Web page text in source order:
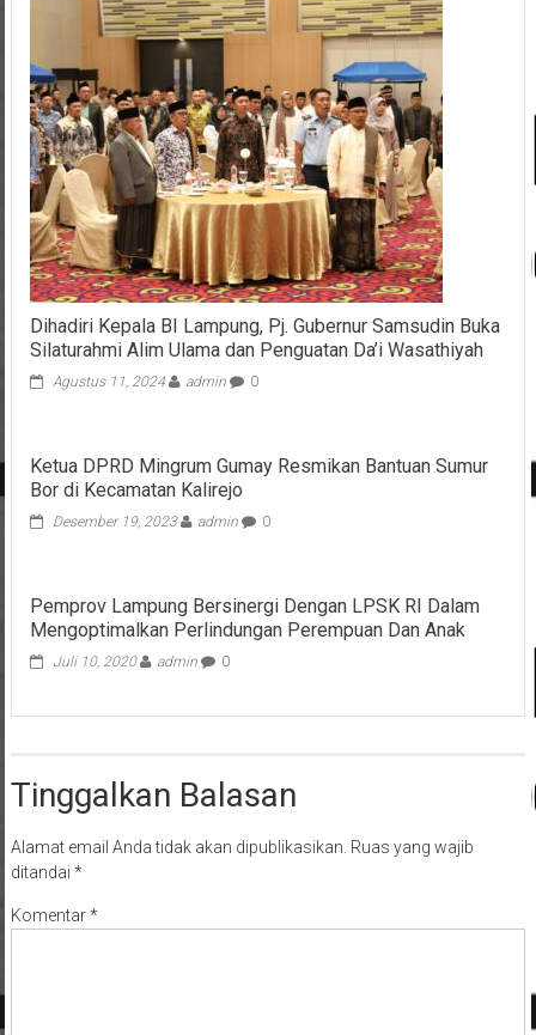
Dihadiri Kepala BI Lampung, Pj. Gubernur Samsudin Buka
Silaturahmi Alim Ulama dan Penguatan Da’i Wasathiyah
Agustus 11, 2024 admin 0
Ketua DPRD Mingrum Gumay Resmikan Bantuan Sumur
Bor di Kecamatan Kalirejo
Desember 19, 2023 admin 0
Pemprov Lampung Bersinergi Dengan LPSK RI Dalam
Mengoptimalkan Perlindungan Perempuan Dan Anak
Juli 10, 2020 admin 0
Tinggalkan Balasan
Alamat email Anda tidak akan dipublikasikan. Ruas yang wajib
ditandai *
Komentar*